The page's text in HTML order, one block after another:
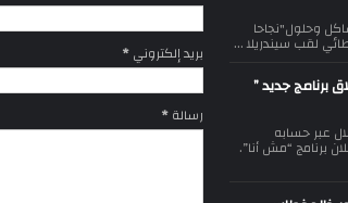
وحلول"نجاحا
لقب سيندريلا ...
برنامج جديد ”
عبر حسابه
برنامج “مش أنا”.
بريد إلكتروني*
رسالة*